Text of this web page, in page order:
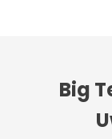
Big